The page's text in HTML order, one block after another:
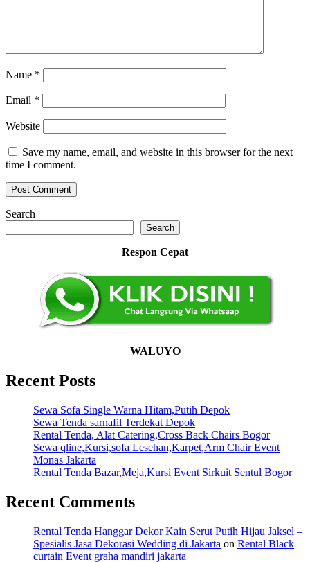
Name *
Email *
Website
Save my name, email, and website in this browser for the next
time I comment.
Search
Search
Respon Cepat
WALUYO
Recent Posts
Sewa Sofa Single Warna Hitam,Putih Depok
Sewa Tenda sarnafil Terdekat Depok
Rental Tenda, Alat Catering,Cross Back Chairs Bogor
Sewa qline,Kursi,sofa Lesehan,Karpet,Arm Chair Event
Monas Jakarta
Rental Tenda Bazar,Meja,Kursi Event Sirkuit Sentul Bogor
Recent Comments
Rental Tenda Hanggar Dekor Kain Serut Putih Hijau Jaksel –
Spesialis Jasa Dekorasi Wedding di Jakarta on Rental Black
curtain Event graha mandiri jakarta